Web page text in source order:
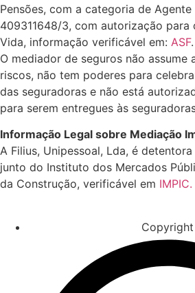
Pensões, com a categoria de
409311648/3, com autorização para
Vida, informação verificável em: ASF.
O mediador de seguros não assume
riscos, não tem poderes para
das seguradoras e não está
para serem entregues às
Informação Legal sobre Mediação
A Filius, Unipessoal, Lda, é
junto do Instituto dos Mercados
da Construção, verificável em IMPIC.
Copyright